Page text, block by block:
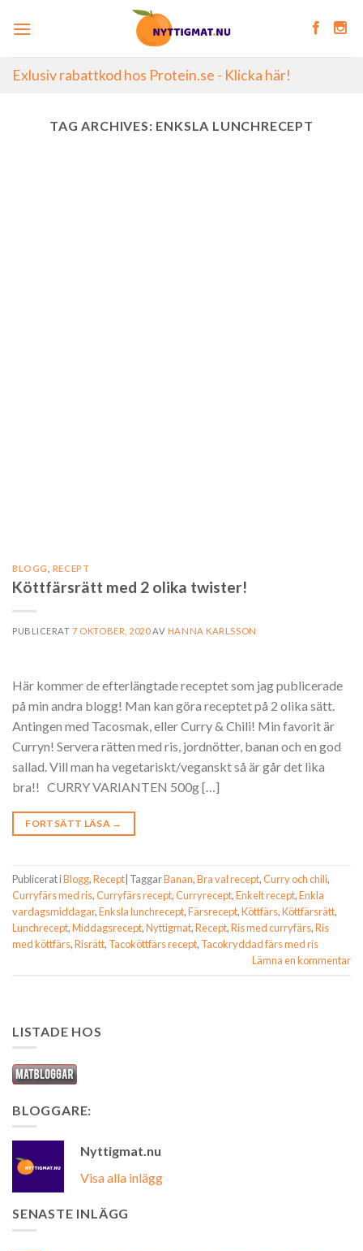
Exlusiv rabattkod hos Protein.se - Klicka här!
TAG ARCHIVES: ENKSLA LUNCHRECEPT
BLOGG RECEPT
Köttfärsrätt med 2 olika twister!
PUBLICERAT7 OKTOBER, 2020AV HANNA KARLSSON
Här kommer de efterlängtade receptet som jag publicerade
på min andra blogg! Man kan göra receptet på 2 olika sätt.
Antingen med Tacosmak, eller Curry & Chili! Min favorit är
Curryn! Servera rätten med ris, jordnötter, banan och en god
sallad. Vill man ha vegetariskt/veganskt så är går det lika
bra!! CURRY VARIANTEN 500g […]
FORTSÄTT LÄSA →
Publicerat iBlogg,Recept TaggarBanan,Bra val recept,Curry och chili,
Curryfärs med ris,Curryfärs recept,Curryrecept,Enkelt recept,Enkla
vardagsmiddagar,Enksla lunchrecept,Färsrecept,Köttfärs,Köttfärsrätt,
Lunchrecept,Middagsrecept,Nyttigmat,Recept,Ris med curryfärs,Ris
med köttfärs,Risrätt, Tacoköttfärs recept, Tacokryddad färs med ris
Lämna en kommentar
LISTADE HOS
BLOGGARE:
Nyttigmat.nu
Visa alla inlägg
SENASTE INLÄGG